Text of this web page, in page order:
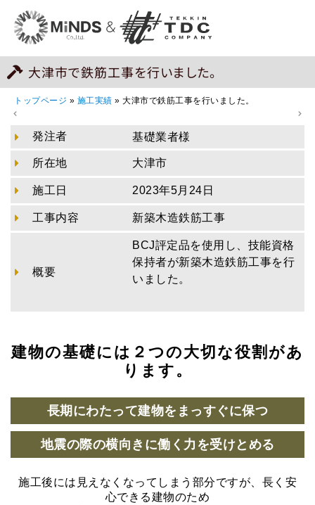
大津市で鉄筋工事を行いました。
トップページ » 施工実績 » 大津市で鉄筋工事を行いました。
発注者 基礎業者様
所在地 大津市
施工日 2023年5月24日
工事内容 新築木造鉄筋工事
概要
BCJ評定品を使用し、技能資格
保持者が新築木造鉄筋工事を行
いました。
建物の基礎には２つの大切な役割があ
ります。
長期にわたって建物をまっすぐに保つ
地震の際の横向きに働く力を受けとめる
施工後には見えなくなってしまう部分ですが、長く安
心できる建物のため